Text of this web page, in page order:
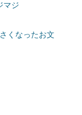
マジ
くなったお文